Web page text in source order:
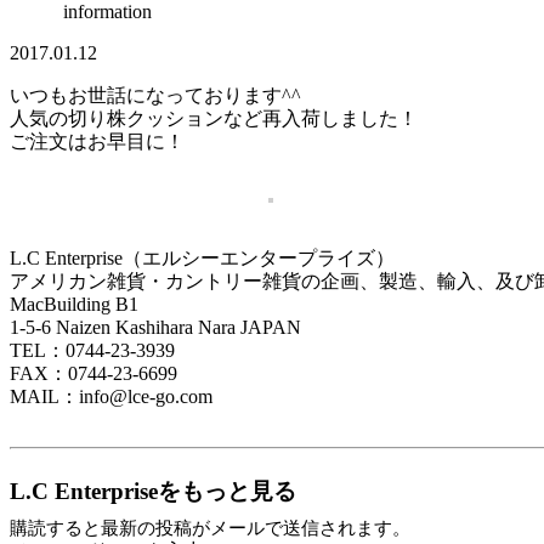
information
2017.01.12
いつもお世話になっております^^
人気の切り株クッションなど再入荷しました！
ご注文はお早目に！
L.C Enterprise（エルシーエンタープライズ）
アメリカン雑貨・カントリー雑貨の企画、製造、輸入、及び
MacBuilding B1
1-5-6 Naizen Kashihara Nara JAPAN
TEL：0744-23-3939
FAX：0744-23-6699
MAIL：info@lce-go.com
L.C Enterpriseをもっと見る
購読すると最新の投稿がメールで送信されます。